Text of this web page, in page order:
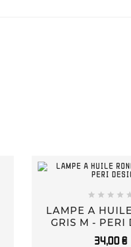
   
LAMPE A
GRIS M - PERI
34,00 €